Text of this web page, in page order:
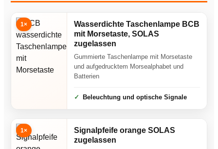
1×
Wasserdichte Taschenlampe BCB
mit Morsetaste, SOLAS
zugelassen
Gummierte Taschenlampe mit Morsetaste
und aufgedrucktem Morsealphabet und
Batterien
Beleuchtung und optische Signale
1×
Signalpfeife orange SOLAS
zugelassen